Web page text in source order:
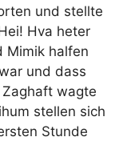
und stellte
Hva heter
Mimik halfen
und dass
wagte
stellen sich
Stunde